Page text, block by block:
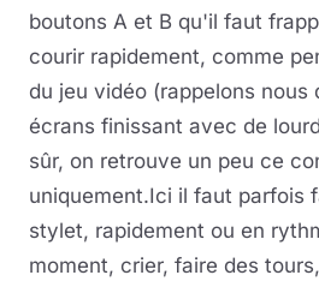
boutons A et B qu'il faut
courir rapidement, comme
du jeu vidéo (rappelons nous
écrans finissant avec de
sûr, on retrouve un peu ce
uniquement.Ici il faut parfois
stylet, rapidement ou en
moment, crier, faire des